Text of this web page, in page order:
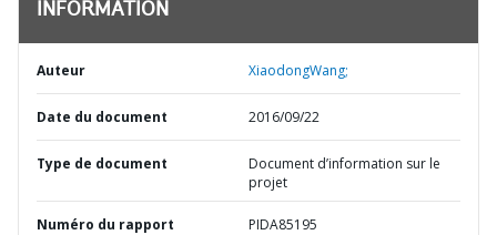
INFORMATION
Auteur XiaodongWang;
Date du document 2016/09/22
Type de document
Document d’information sur le
projet
Numéro du rapport PIDA85195